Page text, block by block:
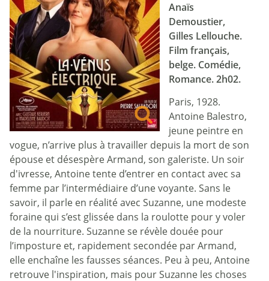
Anaïs
Demoustier,
Gilles Lellouche.
Film français,
belge. Comédie,
Romance. 2h02.
Paris, 1928.
Antoine Balestro,
jeune peintre en
vogue, n’arrive plus à travailler depuis la mort de son
épouse et désespère Armand, son galeriste. Un soir
d'ivresse, Antoine tente d’entrer en contact avec sa
femme par l’intermédiaire d’une voyante. Sans le
savoir, il parle en réalité avec Suzanne, une modeste
foraine qui s’est glissée dans la roulotte pour y voler
de la nourriture. Suzanne se révèle douée pour
l’imposture et, rapidement secondée par Armand,
elle enchaîne les fausses séances. Peu à peu, Antoine
retrouve l'inspiration, mais pour Suzanne les choses